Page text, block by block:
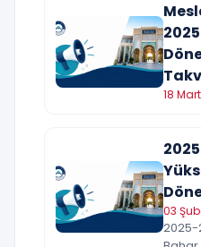
18
03
2025-